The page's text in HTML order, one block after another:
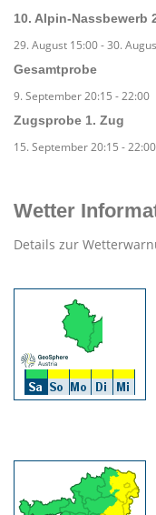
10. Alpin-Nassbewerb
29. August 15:00-30.
Gesamtprobe
9. September 20:15 -22:00
Zugsprobe 1. Zug
15. September 20:15 -22:00
Wetter
Details zur